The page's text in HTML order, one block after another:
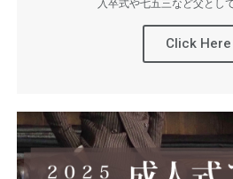
入卒式や七五三など父とし
Click Here